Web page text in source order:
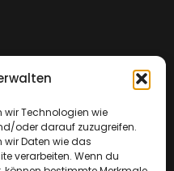
wir Technologien wie
oder darauf zuzugreifen.
Daten wie das
verarbeiten. Wenn du